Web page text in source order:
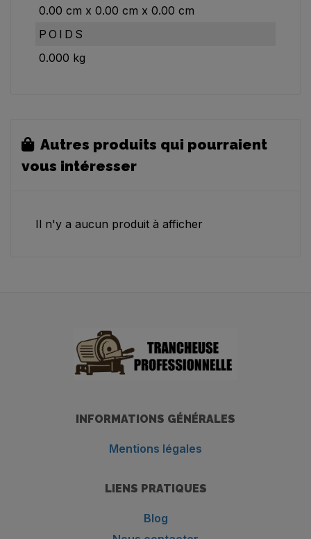
0.00 cm x 0.00 cm x 0.00 cm
POIDS
0.000 kg
Autres produits qui pourraient
vous intéresser
Il n'y a aucun produit à afficher
INFORMATIONS GÉNÉRALES
Mentions légales
LIENS PRATIQUES
Blog